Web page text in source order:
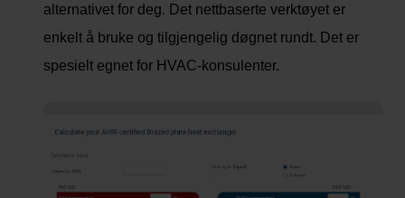
alternativet for deg. Det nettbaserte verktøyet er
enkelt å bruke og tilgjengelig døgnet rundt. Det er
spesielt egnet for HVAC-konsulenter.